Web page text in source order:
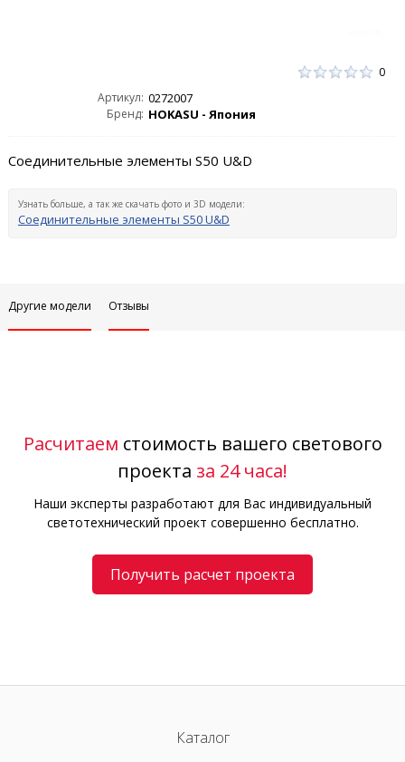
0
Артикул: 0272007
Бренд: HOKASU - Япония
Соединительные элементы S50 U&D
Узнать больше, а так же скачать фото и 3D модели:
Соединительные элементы S50 U&D
Другие модели Отзывы
Расчитаем стоимость вашего светового
проекта за 24 часа!
Наши эксперты разработают для Вас индивидуальный
светотехнический проект совершенно бесплатно.
Получить расчет проекта
Каталог